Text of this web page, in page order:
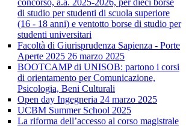
concorso, a.a. 2025-2026, per dieci borse
di studio per studenti di scuola superiore
(16 - 18 anni) e ventotto borse di studio per
studenti universitari
Facoltà di Giurisprudenza Sapienza - Porte
Aperte 2025 26 marzo 2025
BOOTCAMP di UNISOB: partono i corsi
di orientamento per Comunicazione,
Psicologia, Beni Culturali
Open day Ingegneria 24 marzo 2025
UCBM Summer School 2025
La riforma dell’accesso al corso magistrale